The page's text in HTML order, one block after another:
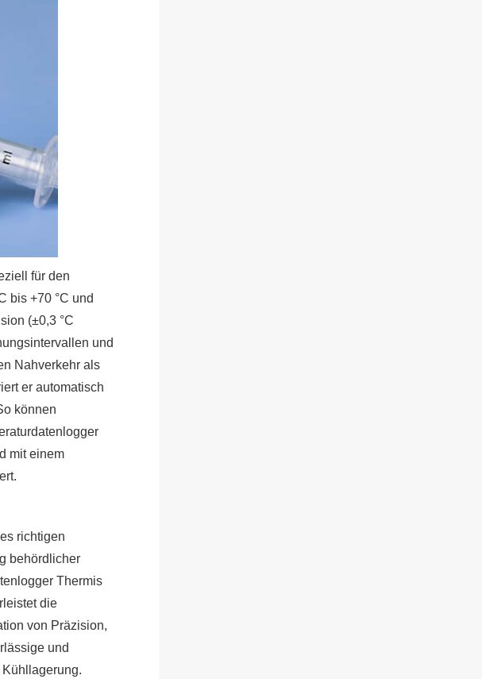
für den
bis +70 °C und
(±0,3 °C
und
Nahverkehr als
er automatisch
können
mit einem
richtigen
behördlicher
Thermis
die
von Präzision,
und